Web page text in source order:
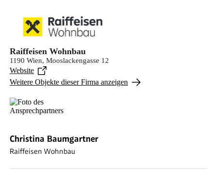
Raiffeisen Wohnbau
1190 Wien, Mooslackengasse 12
Website
Weitere Objekte dieser Firma anzeigen
Christina Baumgartner
Raiffeisen Wohnbau